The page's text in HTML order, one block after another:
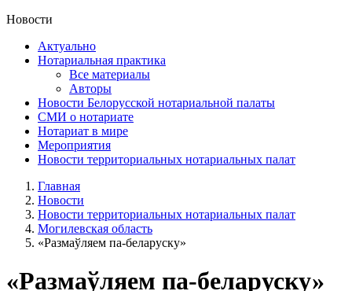
Новости
Актуально
Нотариальная практика
Все материалы
Авторы
Новости Белорусской нотариальной палаты
СМИ о нотариате
Нотариат в мире
Мероприятия
Новости территориальных нотариальных палат
Главная
Новости
Новости территориальных нотариальных палат
Могилевская область
«Размаўляем па-беларуску»
«Размаўляем па-беларуску»